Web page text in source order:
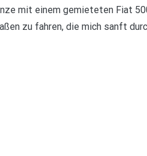
mit einem gemieteten Fiat
zu fahren, die mich sanft